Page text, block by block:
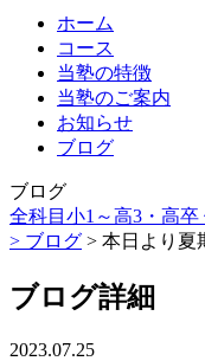
ホーム
コース
当塾の特徴
当塾のご案内
お知らせ
ブログ
ブログ
全科目小1～高3・高
> ブログ > 本日より夏
ブログ詳細
2023.07.25